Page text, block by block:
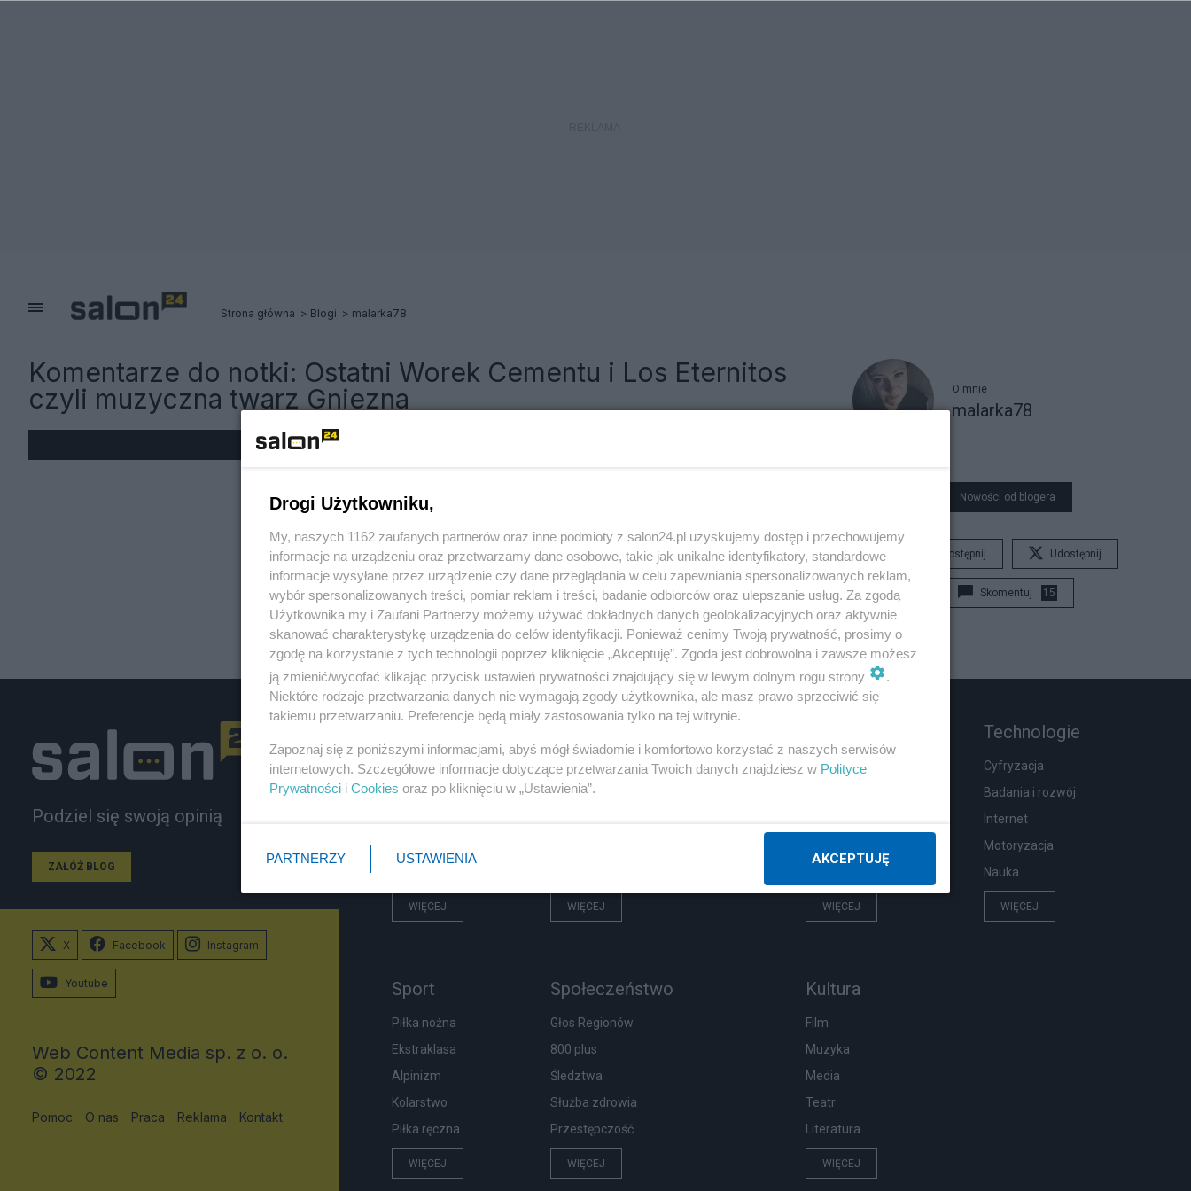
Strona główna Blogi malarka78
Komentarze do notki: Ostatni Worek Cementu i Los Eternitos
czyli muzyczna twarz Gniezna
O mnie
malarka78
Nowości od blogera
Udostępnij Udostępnij
Skomentuj 15
Podziel się swoją opinią
ZAŁÓŻ BLOG
Rosja
PiS
WIĘCEJ
Biznes
Pieniądze
WIĘCEJ
Zdrowie
WIĘCEJ
Technologie
Cyfryzacja
Badania i rozwój
Internet
Motoryzacja
Nauka
WIĘCEJ
Sport
Piłka nożna
Ekstraklasa
Alpinizm
Kolarstwo
Piłka ręczna
WIĘCEJ
Społeczeństwo
Głos Regionów
800 plus
Śledztwa
Służba zdrowia
Przestępczość
WIĘCEJ
Kultura
Film
Muzyka
Media
Teatr
Literatura
WIĘCEJ
X Facebook Instagram
Youtube
Web Content Media sp. z o. o.
© 2022
Pomoc O nas Praca Reklama Kontakt
Drogi Użytkowniku,
My, naszych 1162 zaufanych partnerów oraz inne podmioty z salon24.pl uzyskujemy dostęp i przechowujemy
informacje na urządzeniu oraz przetwarzamy dane osobowe, takie jak unikalne identyfikatory, standardowe
informacje wysyłane przez urządzenie czy dane przeglądania w celu zapewniania spersonalizowanych reklam,
wybór spersonalizowanych treści, pomiar reklam i treści, badanie odbiorców oraz ulepszanie usług. Za zgodą
Użytkownika my i Zaufani Partnerzy możemy używać dokładnych danych geolokalizacyjnych oraz aktywnie
skanować charakterystykę urządzenia do celów identyfikacji. Ponieważ cenimy Twoją prywatność, prosimy o
zgodę na korzystanie z tych technologii poprzez kliknięcie „Akceptuję”. Zgoda jest dobrowolna i zawsze możesz
ją zmienić/wycofać klikając przycisk ustawień prywatności znajdujący się w lewym dolnym rogu strony
.
Niektóre rodzaje przetwarzania danych nie wymagają zgody użytkownika, ale masz prawo sprzeciwić się
takiemu przetwarzaniu. Preferencje będą miały zastosowania tylko na tej witrynie.
Zapoznaj się z poniższymi informacjami, abyś mógł świadomie i komfortowo korzystać z naszych serwisów
internetowych. Szczegółowe informacje dotyczące przetwarzania Twoich danych znajdziesz w Polityce
Prywatności i Cookies oraz po kliknięciu w „Ustawienia”.
PARTNERZY USTAWIENIA AKCEPTUJĘ